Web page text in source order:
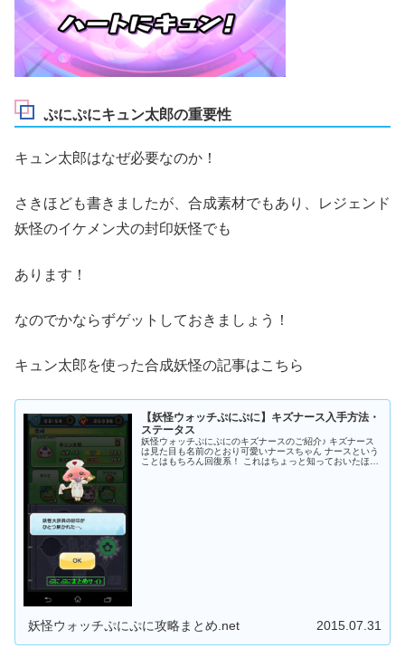
ぷにぷにキュン太郎の重要性
キュン太郎はなぜ必要なのか！
さきほども書きましたが、合成素材でもあり、レジェンド
妖怪のイケメン犬の封印妖怪でも
あります！
なのでかならずゲットしておきましょう！
キュン太郎を使った合成妖怪の記事はこちら
【妖怪ウォッチぷにぷに】キズナース入手方法・
ステータス
妖怪ウォッチぷにぷにのキズナースのご紹介♪ キズナース
は見た目も名前のとおり可愛いナースちゃん ナースという
ことはもちろん回復系！ これはちょっと知っておいたほう
妖怪ウォッチぷにぷに攻略まとめ.net 2015.07.31